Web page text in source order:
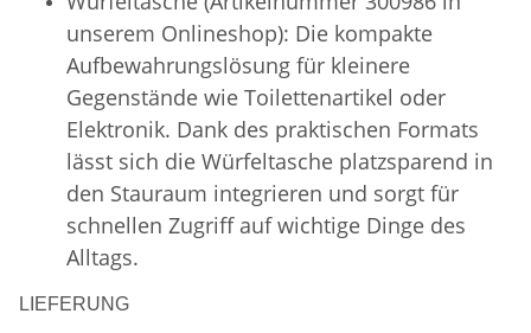
unserem Onlineshop): Die kompakte
Aufbewahrungslösung für kleinere
Gegenstände wie Toilettenartikel oder
Elektronik. Dank des praktischen Formats
lässt sich die Würfeltasche platzsparend in
den Stauraum integrieren und sorgt für
schnellen Zugriff auf wichtige Dinge des
Alltags.
LIEFERUNG